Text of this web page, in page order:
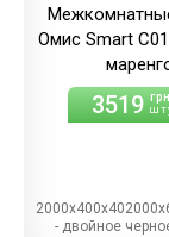
Омис Smart
3519 грн
- двойное